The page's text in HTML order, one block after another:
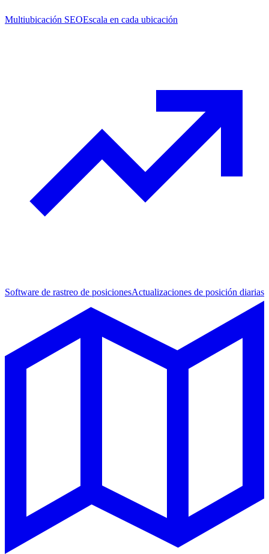
Multiubicación SEOEscala en cada ubicación
Software de rastreo de posicionesActualizaciones de posición diarias